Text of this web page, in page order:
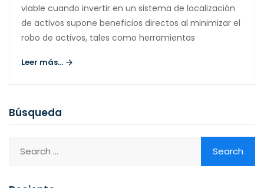
viable cuando invertir en un sistema de localización
de activos supone beneficios directos al minimizar el
robo de activos, tales como herramientas
Leer más...
Búsqueda